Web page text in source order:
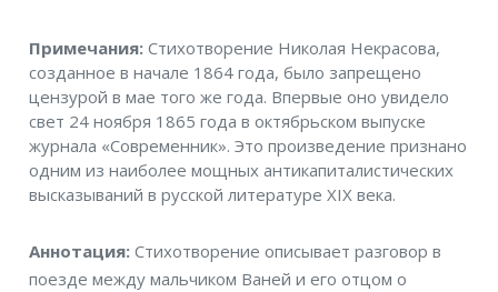
Примечания
Примечания:Стихотворение Николая Некрасова,
созданное в начале 1864 года, было запрещено
цензурой в мае того же года. Впервые оно увидело
свет 24 ноября 1865 года в октябрьском выпуске
журнала «Современник». Это произведение признано
одним из наиболее мощных антикапиталистических
высказываний в русской литературе XIX века.
Аннотация
Аннотация:Стихотворение описывает разговор в
поезде между мальчиком Ваней и его отцом о